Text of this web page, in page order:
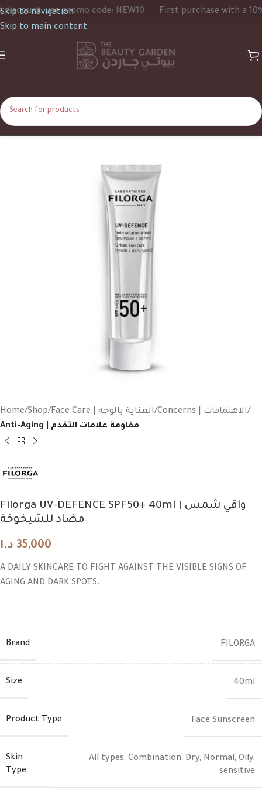
Skip to navigation
Skip to main content
use promo code: NEW10 First purchase with a 10%
Home Shop Face Care | العناية بالوجه
Concerns | الاهتمامات
Anti-Aging | مقاومة علامات التقدم
Filorga UV-DEFENCE SPF50+ 40ml | واقي شمس
مضاد للشيخوخة
35,000 د.ا
A DAILY SKINCARE TO FIGHT AGAINST THE VISIBLE SIGNS OF
AGING AND DARK SPOTS.
Brand FILORGA
Size 40ml
Product Type Face Sunscreen
Skin
Type
All types, Combination, Dry, Normal, Oily,
sensitive